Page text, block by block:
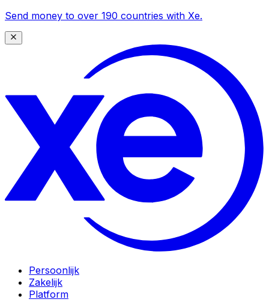
Send money to over 190 countries with Xe.
Persoonlijk
Zakelijk
Platform